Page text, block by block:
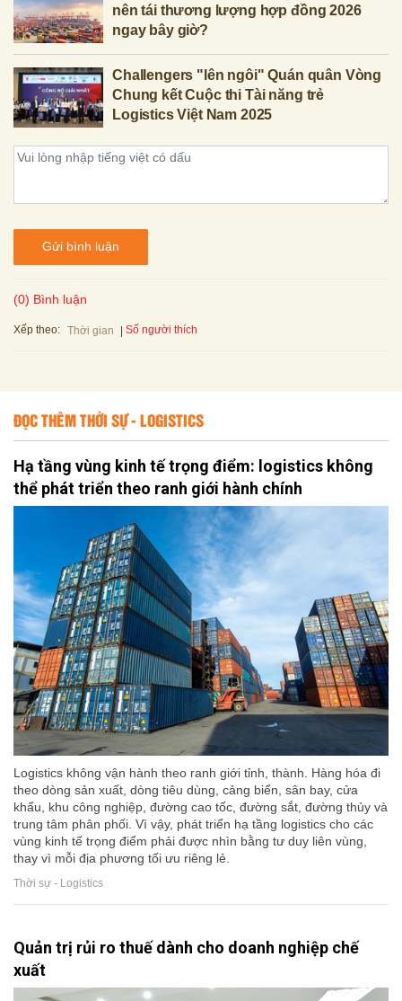
nên tái thương lượng hợp đồng 2026
ngay bây giờ?
Challengers "lên ngôi" Quán quân Vòng
Chung kết Cuộc thi Tài năng trẻ
Logistics Việt Nam 2025
Gửi bình luận
(0) Bình luận
Xếp theo: Thời gian Số người thích
ĐỌC THÊM THỜI SỰ - LOGISTICS
Hạ tầng vùng kinh tế trọng điểm: logistics không
thể phát triển theo ranh giới hành chính
Logistics không vận hành theo ranh giới tỉnh, thành. Hàng hóa đi
theo dòng sản xuất, dòng tiêu dùng, cảng biển, sân bay, cửa
khẩu, khu công nghiệp, đường cao tốc, đường sắt, đường thủy và
trung tâm phân phối. Vì vậy, phát triển hạ tầng logistics cho các
vùng kinh tế trọng điểm phải được nhìn bằng tư duy liên vùng,
thay vì mỗi địa phương tối ưu riêng lẻ.
Thời sự - Logistics
Quản trị rủi ro thuế dành cho doanh nghiệp chế
xuất